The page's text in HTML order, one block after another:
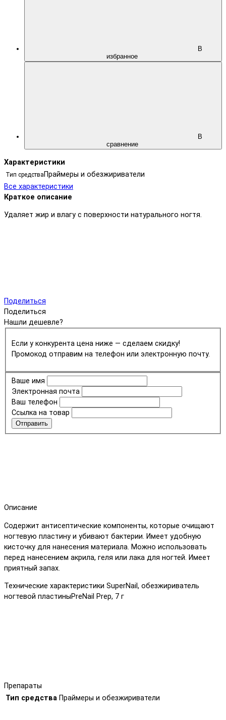
В
избранное
В
сравнение
Характеристики
Тип средства Праймеры и обезжириватели
Все характеристики
Краткое описание
Удаляет жир и влагу с поверхности натурального ногтя.
Поделиться
Поделиться
Нашли дешевле?
Если у конкурента цена ниже — сделаем скидку!
Промокод отправим на телефон или электронную почту.
Ваше имя
Электронная почта
Ваш телефон
Ссылка на товар
Отправить
Описание
Содержит антисептические компоненты, которые очищают
ногтевую пластину и убивают бактерии. Имеет удобную
кисточку для нанесения материала. Можно использовать
перед нанесением акрила, геля или лака для ногтей. Имеет
приятный запах.
Технические характеристики SuperNail, обезжириватель
ногтевой пластиныPreNail Prep, 7 г
Препараты
Тип средства Праймеры и обезжириватели